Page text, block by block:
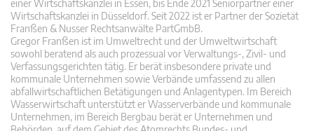
einer Wirtschaftskanzlei in Essen, bis Ende 2021 Seniorpartner einer
Wirtschaftskanzlei in Düsseldorf. Seit 2022 ist er Partner der Sozietät
Franßen & Nusser Rechtsanwälte PartGmbB.
Gregor Franßen ist im Umweltrecht und der Umweltwirtschaft
sowohl beratend als auch prozessual vor Verwaltungs-, Zivil- und
Verfassungsgerichten tätig. Er berät insbesondere private und
kommunale Unternehmen sowie Verbände umfassend zu allen
abfallwirtschaftlichen Betätigungen und Anlagentypen. Im Bereich
Wasserwirtschaft unterstützt er Wasserverbände und kommunale
Unternehmen, im Bereich Bergbau berät er Unternehmen und